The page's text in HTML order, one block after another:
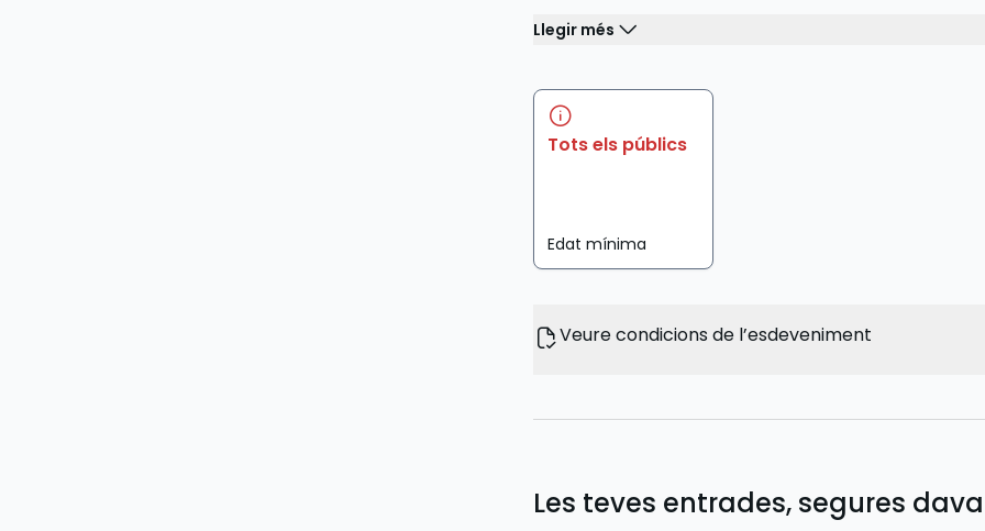
Llegir més
Tots els públics
Edat mínima
Veure condicions de l’esdeveniment
Les teves entrades, segures